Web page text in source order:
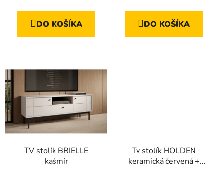
DO KOŠÍKA DO KOŠÍKA
TV stolík BRIELLE
kašmír
Tv stolík HOLDEN
keramická červená +